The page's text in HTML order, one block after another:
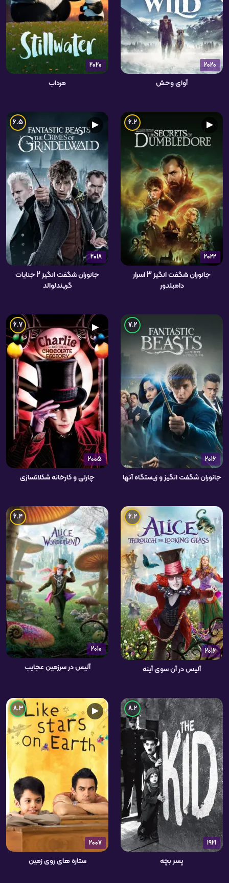
2020
آوای وحش
2020
مرداب
2022
▶
6.2
جانوران شگفت انگیز 3 اسرار
دامبلدور
2018
▶
6.5
جانوران شگفت انگیز 2 جنایات
گریندلوالد
2016
7.2
جانوران شگفت انگیز و زیستگاه آنها
2005
▶
6.7
چارلی و کارخانه شکلاتسازی
2016
6.2
آلیس در آن سوی آینه
2010
6.4
آلیس در سرزمین عجایب
1921
8.2
پسر بچه
2007
▶
8.3
ستاره های روی زمین